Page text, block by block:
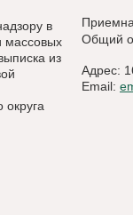
в
массовых
из
Общий
Адрес:
Email: